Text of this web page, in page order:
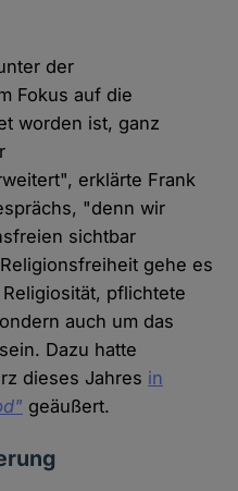
der
Fokus auf die
worden ist, ganz
erklärte Frank
"denn wir
sichtbar
gehe es
pflichtete
auch um das
Dazu hatte
dieses Jahres in
geäußert.